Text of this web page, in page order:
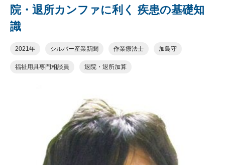
院・退所カンファに利く 疾患の基礎知
識
2021年 シルバー産業新聞 作業療法士 加島守
福祉用具専門相談員 退院・退所加算